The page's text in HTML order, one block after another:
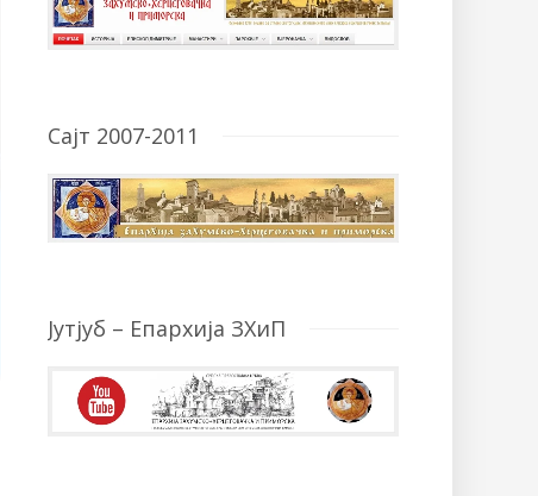
Сајт 2007-2011
Јутјуб – Епархија ЗХиП